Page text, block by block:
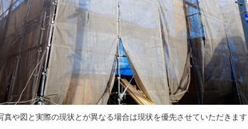
真や図と実際の現状とが異なる場合は現状を優先させていただきます